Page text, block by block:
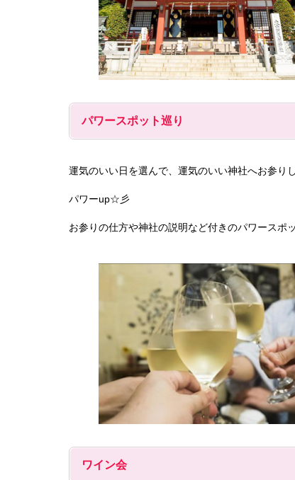
パワースポット巡り
運気のいい日を選んで、運気のいい神社へお参り
パワーup☆彡
お参りの仕方や神社の説明など付きのパワースポ
ワイン会